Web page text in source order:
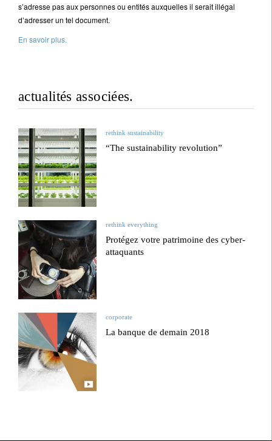
s’adresse pas aux personnes ou entités auxquelles il serait illégal
d’adresser un tel document.
En savoir plus.
actualités associées.
rethink sustainability
“The sustainability revolution”
rethink everything
Protégez votre patrimoine des cyber-
attaquants
corporate
La banque de demain 2018